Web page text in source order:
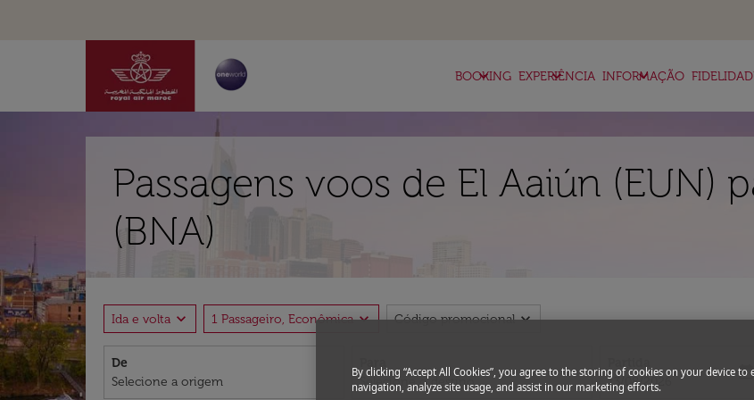
BOOKING
keyboard_arrow_down EXPERIÊNCIA
keyboard_arrow_down INFORMAÇÃO
keyboard_arrow_down
Passagens voos de El Aaiún (EUN)
(BNA)
Ida e volta expand_more 1 Passageiro, Econômicaexpand_more Código promocionalexpand_more
De
fc-booking-departure-
13/08/2026
By clicking “Accept All Cookies”, you agree to the storing of cookies on your device to
navigation, analyze site usage, and assist in our marketing efforts.